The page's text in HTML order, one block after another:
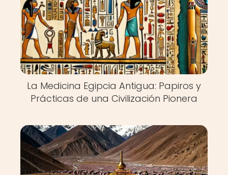
La Medicina Egipcia Antigua: Papiros y
Prácticas de una Civilización Pionera